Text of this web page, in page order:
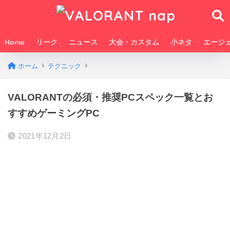
Home リーク ニュース 大会・カスタム 小ネタ エージ
ホーム テクニック
VALORANTの必須・推奨PCスペック一覧とお
すすめゲーミングPC
2021年12月2日